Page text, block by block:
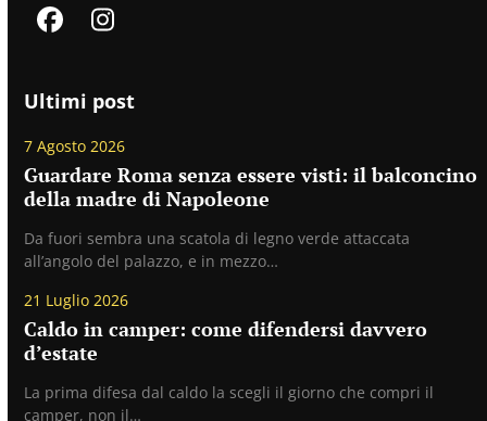
FacebookInstagram
Ultimi post
7 Agosto 2026
Guardare Roma senza essere visti: il balconcino
della madre di Napoleone
Da fuori sembra una scatola di legno verde attaccata
all’angolo del palazzo, e in mezzo…
21 Luglio 2026
Caldo in camper: come difendersi davvero
d’estate
La prima difesa dal caldo la scegli il giorno che compri il
camper, non il…